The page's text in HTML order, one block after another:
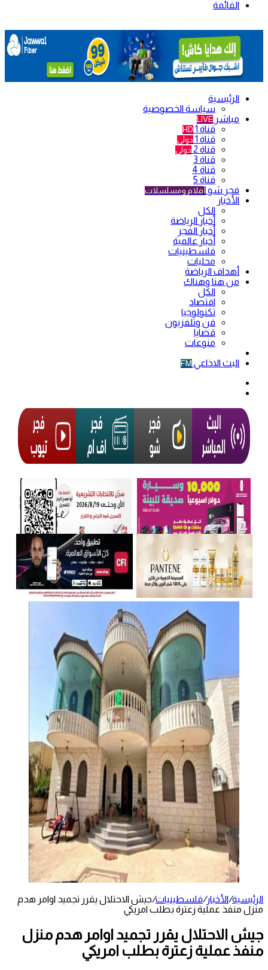
القائمة
الرئيسية
سياسة الخصوصية
مباشر LIVE
قناة 1 HD
قناة 1 دولي
قناة 2 دولي
قناة 3
قناة 4
قناة 5
فجر شو أفلام ومسلسلات
الأخبار
الكل
أخبار الرياضة
أخبار الفجر
أخبار عالمية
فلسطينيات
محليات
أهداف الرياضة
من هنا وهناك
الكل
اقتصاد
تكنولوجيا
فن وتلفزيون
قضايا
منوعات
البث الاذاعي FM
الرئيسية/الأخبار/فلسطينيات/جيش الاحتلال يقرر تجميد اوامر هدم
منزل منفذ عملية زعترة بطلب امريكي
جيش الاحتلال يقرر تجميد اوامر هدم منزل
منفذ عملية زعترة بطلب امريكي